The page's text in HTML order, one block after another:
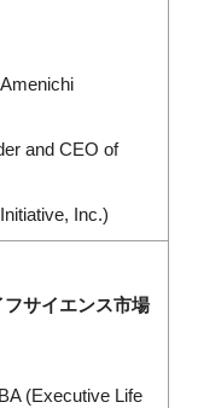
and CEO of
Inc.)
フサイエンス市場
(Executive Life